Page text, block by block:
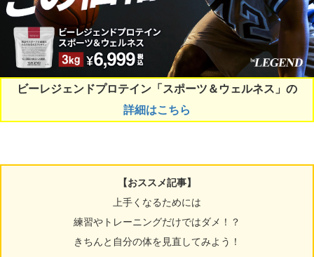
ビーレジェンドプロテイン「スポーツ＆ウェルネス」の
詳細はこちら
【おススメ記事】
上手くなるためには
練習やトレーニングだけではダメ！？
きちんと自分の体を見直してみよう！